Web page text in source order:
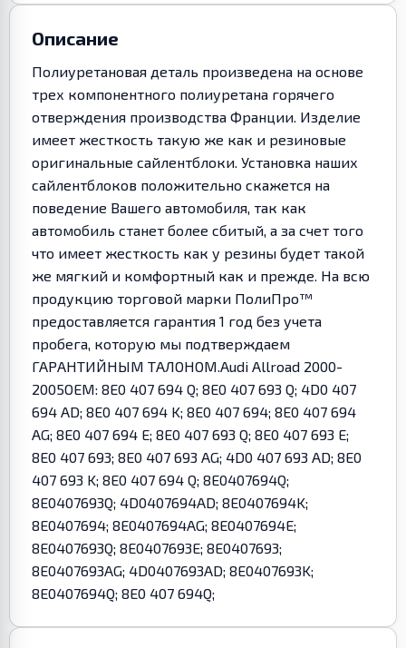
Описание
Полиуретановая деталь произведена на основе
трех компонентного полиуретана горячего
отверждения производства Франции. Изделие
имеет жесткость такую же как и резиновые
оригинальные сайлентблоки. Установка наших
сайлентблоков положительно скажется на
поведение Вашего автомобиля, так как
автомобиль станет более сбитый, а за счет того
что имеет жесткость как у резины будет такой
же мягкий и комфортный как и прежде. На всю
продукцию торговой марки ПолиПро™
предоставляется гарантия 1 год без учета
пробега, которую мы подтверждаем
ГАРАНТИЙНЫМ ТАЛОНОМ.Audi Allroad 2000-
2005OEM: 8E0 407 694 Q; 8E0 407 693 Q; 4D0 407
694 AD; 8E0 407 694 K; 8E0 407 694; 8E0 407 694
AG; 8E0 407 694 E; 8E0 407 693 Q; 8E0 407 693 E;
8E0 407 693; 8E0 407 693 AG; 4D0 407 693 AD; 8E0
407 693 K; 8E0 407 694 Q; 8E0407694Q;
8E0407693Q; 4D0407694AD; 8E0407694K;
8E0407694; 8E0407694AG; 8E0407694E;
8E0407693Q; 8E0407693E; 8E0407693;
8E0407693AG; 4D0407693AD; 8E0407693K;
8E0407694Q; 8E0 407 694Q;